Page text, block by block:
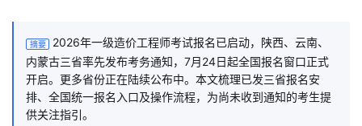
摘要
2026年一级造价工程师考试报名已启动，陕西、云南、
内蒙古三省率先发布考务通知，7月24日起全国报名窗口正式
开启。更多省份正在陆续公布中。本文梳理已发三省报名安
排、全国统一报名入口及操作流程，为尚未收到通知的考生提
供关注指引。